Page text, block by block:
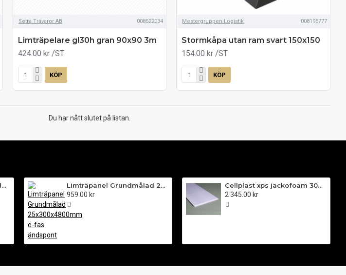
Setra Trävaror AB 008522034
Limträpelare gl30h gran 90x90 3m
424.00 kr /ST
KÖP
Mestergruppen Logistik 008196777
Stormkåpa utan ram svart 150x150
154.00 kr /ST
KÖP
Du har nått slutet på listan.
Profilband joma svart 0,8x12x10000mm
Limträpanel Grundmålad 25x300x4800mm e-fas ändspont
959.00 kr
Cellplast xps jackofoam 300 Golvskiva 20mm 585x1185mm 18,02/pkt
2 345.00 kr